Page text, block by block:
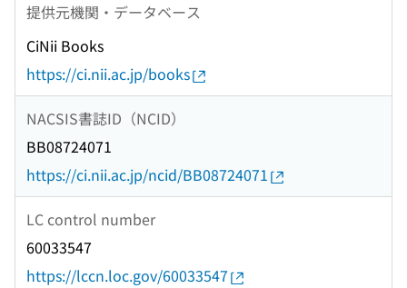
提供元機関・データベース
CiNii Books
https://ci.nii.ac.jp/books
NACSIS書誌ID（NCID）
BB08724071
https://ci.nii.ac.jp/ncid/BB08724071
LC control number
60033547
https://lccn.loc.gov/60033547